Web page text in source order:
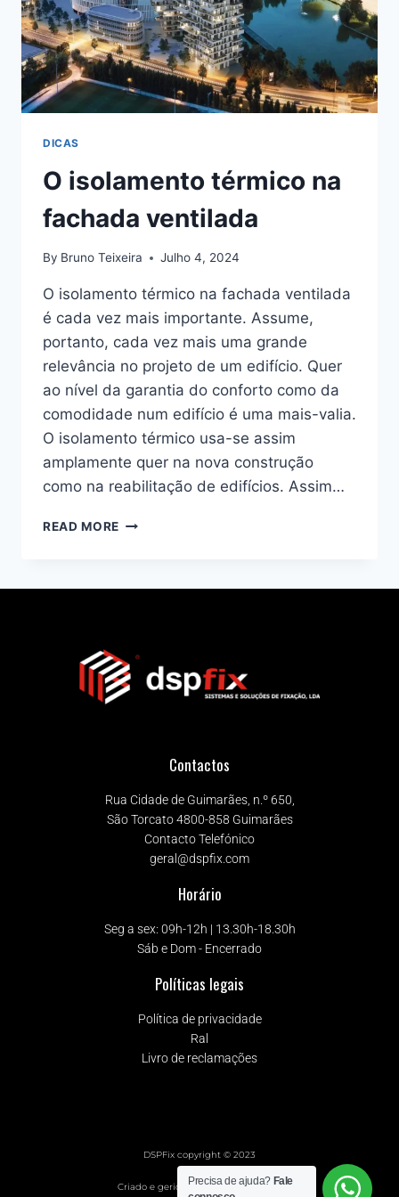
DICAS
O isolamento térmico na
fachada ventilada
By Bruno Teixeira Julho 4, 2024
O isolamento térmico na fachada ventilada
é cada vez mais importante. Assume,
portanto, cada vez mais uma grande
relevância no projeto de um edifício. Quer
ao nível da garantia do conforto como da
comodidade num edifício é uma mais-valia.
O isolamento térmico usa-se assim
amplamente quer na nova construção
como na reabilitação de edifícios. Assim…
READ MORE
Contactos
Rua Cidade de Guimarães, n.º 650,
São Torcato 4800-858 Guimarães
Contacto Telefónico
geral@dspfix.com
Horário
Seg a sex: 09h-12h | 13.30h-18.30h
Sáb e Dom - Encerrado
Políticas legais
Política de privacidade
Ral
Livro de reclamações
DSPFix copyright © 2023
Criado e gerido com ❤️ pela Behs.pt
Precisa de ajuda? Fale